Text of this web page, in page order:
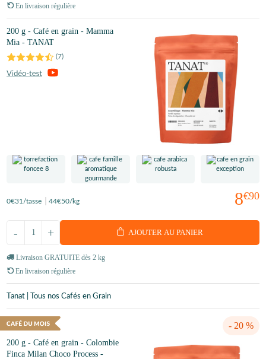
En livraison régulière
200 g - Café en grain - Mamma
Mia - TANAT
(7)
8€90
0€31 /tasse 44€50/kg
+
- AJOUTER AU PANIER
Livraison GRATUITE dès 2 kg
En livraison régulière
Tanat | Tous nos Cafés en Grain
- 20 %
200 g - Café en grain - Colombie
Finca Milan Choco Process -